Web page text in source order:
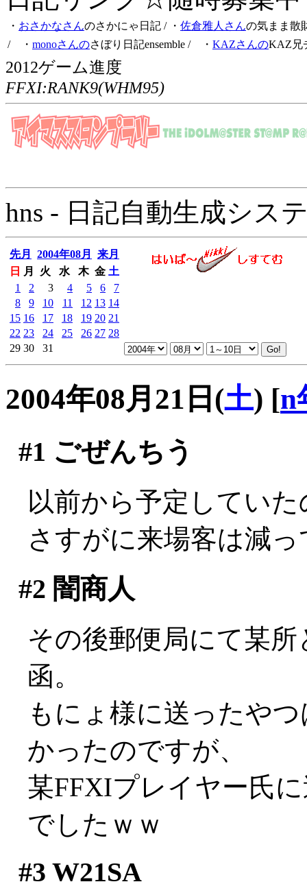
・ おさかなさんのさかにゃ日記 / ・ 佐倉雅人さんの気まま散
/ ・ monoさんのさぼり日記ensemble / ・ KAZさんのKAZ兄
2012ゲーム進度
FFXI:RANK9(WHM95)
hns - 日記自動生成シス
先月 2004年08月
来月
日
月 火 水 木 金 土
1
2 3 4 5 6
7
8
9 10 11 12 13 14
15 16 17 18 19 20 21
22 23 24 25 26 27 28
29 30 31
2004年08月21日(土) [n
#1 ごぜんちう
以前から予定してい
さすがに来場客は減
#2 闇商人
その後郵便局にて某
函。
もにょ様に送ったや
かったのですが、
某FFXIプレイヤー氏
でしたｗｗ
#3 W21SA